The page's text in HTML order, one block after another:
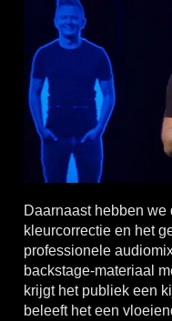
Daarnaast hebben we
kleurcorrectie en het
professionele
backstage-materiaal
krijgt het publiek een
beleeft het een